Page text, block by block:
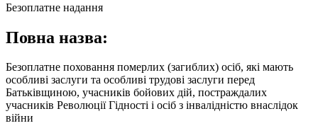
Безоплатне надання
Повна назва:
Безоплатне поховання померлих (загиблих) осіб, які мають
особливі заслуги та особливі трудові заслуги перед
Батьківщиною, учасників бойових дій, постраждалих
учасників Революції Гідності і осіб з інвалідністю внаслідок
війни